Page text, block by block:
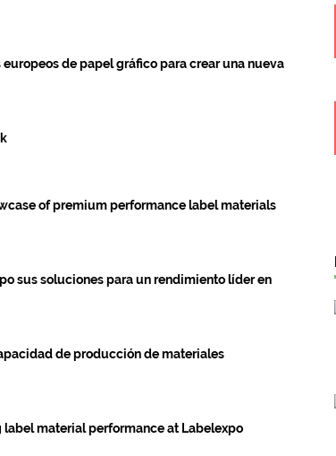
de papel gráfico para crear una nueva
of premium performance label materials
sus soluciones para un rendimiento líder en
de producción de materiales
material performance at Labelexpo